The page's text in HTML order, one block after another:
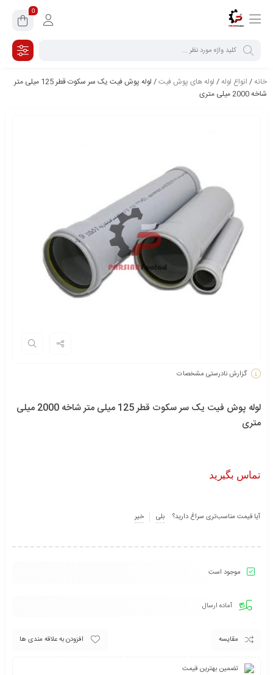
0
خانه/ انواع لوله/ لوله های پوش فیت
/ لوله پوش فیت یک سر سکوت قطر 125 میلی متر
شاخه 2000 میلی متری
گزارش نادرستی مشخصات
لوله پوش فیت یک سر سکوت قطر 125 میلی متر شاخه 2000 میلی
متری
تماس بگیرید
آیا قیمت مناسب‌تری سراغ دارید؟ بلی خیر
موجود است
آماده ارسال
مقایسه افزودن به علاقه مندی ها
تضمین بهترین قیمت